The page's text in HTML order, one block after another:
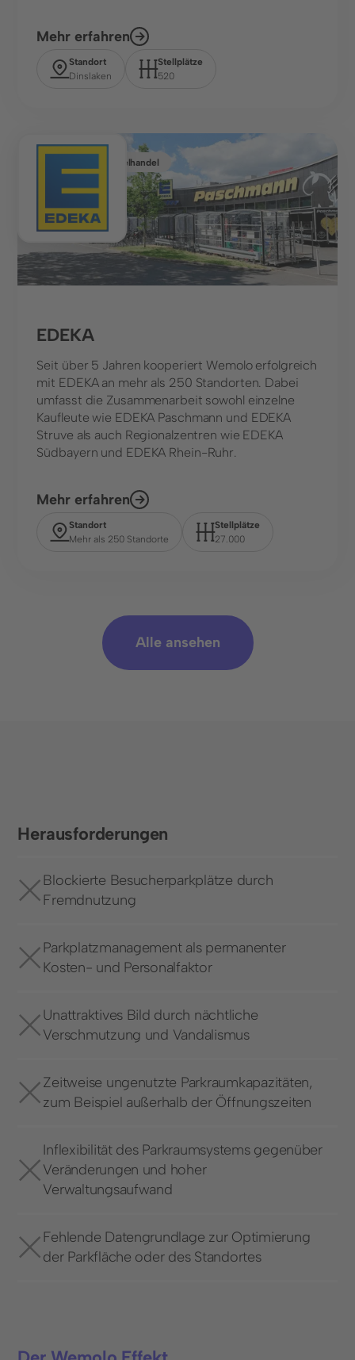
Mehr erfahren
Standort
Dinslaken
Stellplätze
520
Lebensmitteleinzelhandel
EDEKA
Seit über 5 Jahren kooperiert Wemolo erfolgreich
mit EDEKA an mehr als 250 Standorten. Dabei
umfasst die Zusammenarbeit sowohl einzelne
Kaufleute wie EDEKA Paschmann und EDEKA
Struve als auch Regionalzentren wie EDEKA
Südbayern und EDEKA Rhein-Ruhr.
Mehr erfahren
Standort
Mehr als 250 Standorte
Stellplätze
27.000
Alle ansehen
Herausforderungen
Blockierte Besucherparkplätze durch
Fremdnutzung
Parkplatzmanagement als permanenter
Kosten- und Personalfaktor
Unattraktives Bild durch nächtliche
Verschmutzung und Vandalismus
Zeitweise ungenutzte Parkraumkapazitäten,
zum Beispiel außerhalb der Öffnungszeiten
Inflexibilität des Parkraumsystems gegenüber
Veränderungen und hoher
Verwaltungsaufwand
Fehlende Datengrundlage zur Optimierung
der Parkfläche oder des Standortes
Ressourcen
Kennzeichenerkennung
© 2025 Wemolo GmbH